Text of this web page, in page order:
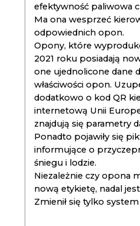
efektywność paliwowa
Ma ona wesprzeć
odpowiednich opon.
Opony, które
2021 roku posiadają
one ujednolicone dane
właściwości opon.
dodatkowo o kod QR
internetową Unii
znajdują się parametry
Ponadto pojawiły się
informujące o
śniegu i lodzie.
Niezależnie czy opona
nową etykietę, nadal
Zmienił się tylko